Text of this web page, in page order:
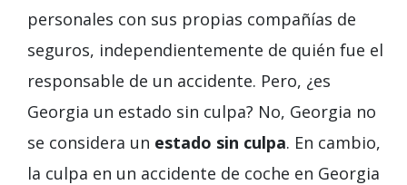
personales con sus propias compañías de
seguros, independientemente de quién fue el
responsable de un accidente. Pero, ¿es
Georgia un estado sin culpa? No, Georgia no
se considera un estado sin culpa. En cambio,
la culpa en un accidente de coche en Georgia